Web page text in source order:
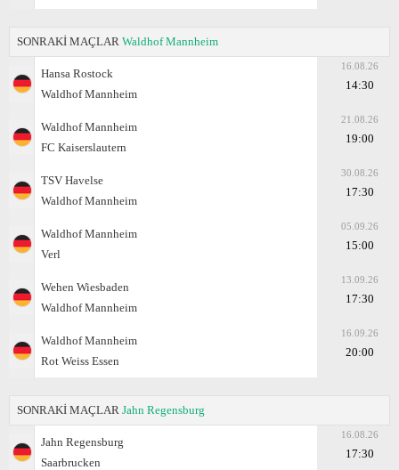
SONRAKİ MAÇLAR Waldhof Mannheim
Hansa Rostock
Waldhof Mannheim
16.08.26
14:30
Waldhof Mannheim
FC Kaiserslautern
21.08.26
19:00
TSV Havelse
Waldhof Mannheim
30.08.26
17:30
Waldhof Mannheim
Verl
05.09.26
15:00
Wehen Wiesbaden
Waldhof Mannheim
13.09.26
17:30
Waldhof Mannheim
Rot Weiss Essen
16.09.26
20:00
SONRAKİ MAÇLAR Jahn Regensburg
Jahn Regensburg
Saarbrucken
16.08.26
17:30